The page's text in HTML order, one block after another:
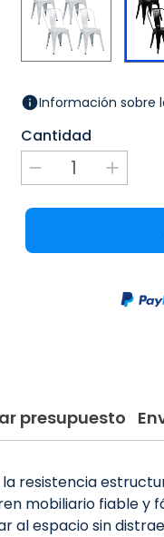
Información sobre
Cantidad
presupuesto
resistencia
mobiliario fiable y
al espacio sin